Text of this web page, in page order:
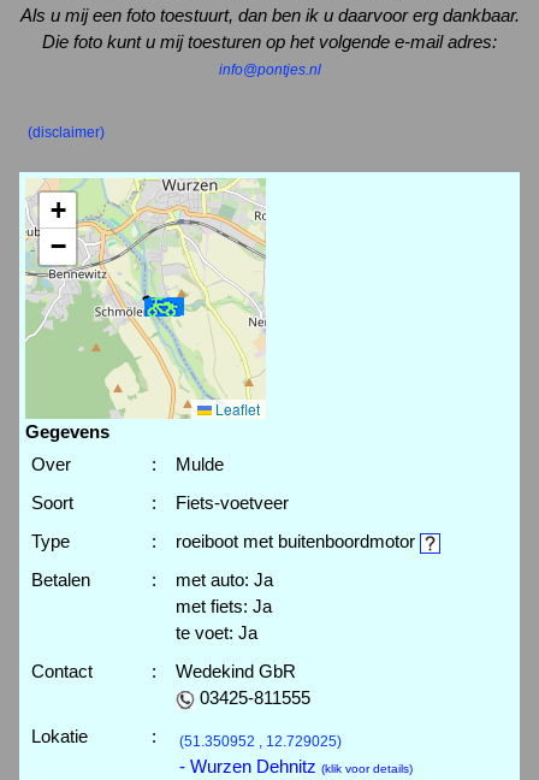
Als u mij een foto toestuurt, dan ben ik u daarvoor erg dankbaar.
Die foto kunt u mij toesturen op het volgende e-mail adres:
info@pontjes.nl
(disclaimer)
+
−
Leaflet
Gegevens
Over
:
Mulde
Soort
:
Fiets-voetveer
Type
:
roeiboot met buitenboordmotor
Betalen
:
met auto: Ja
met fiets: Ja
te voet: Ja
Contact
:
Wedekind GbR
03425-811555
Lokatie
: (51.350952 , 12.729025)
- Wurzen Dehnitz (klik voor details)